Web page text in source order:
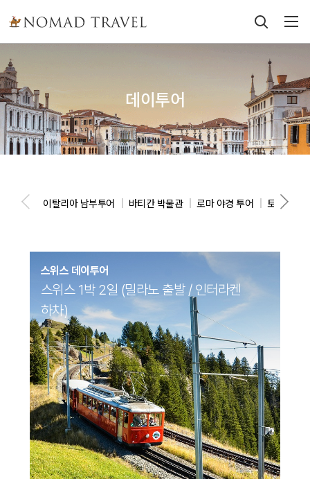
데이투어
이탈리아 남부투어 바티칸 박물관 로마 야경 투어 토스카나
스위스 데이투어
스위스 1박 2일 (밀라노 출발 / 인터라켄
하차)